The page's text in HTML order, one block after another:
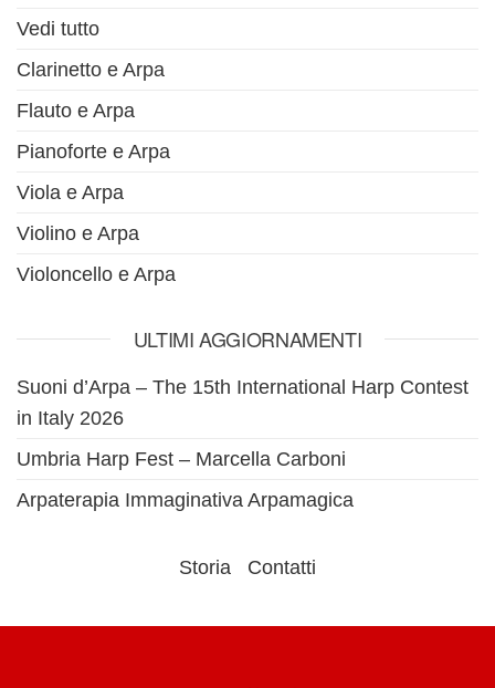
Vedi tutto
Clarinetto e Arpa
Flauto e Arpa
Pianoforte e Arpa
Viola e Arpa
Violino e Arpa
Violoncello e Arpa
ULTIMI AGGIORNAMENTI
Suoni d’Arpa – The 15th International Harp Contest
in Italy 2026
Umbria Harp Fest – Marcella Carboni
Arpaterapia Immaginativa Arpamagica
Storia Contatti